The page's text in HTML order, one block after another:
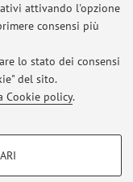
attivando l'opzione
consensi più
lo stato dei consensi
del sito.
Cookie policy.
del sito.
di Bologna - Via
01131710376
Cookie